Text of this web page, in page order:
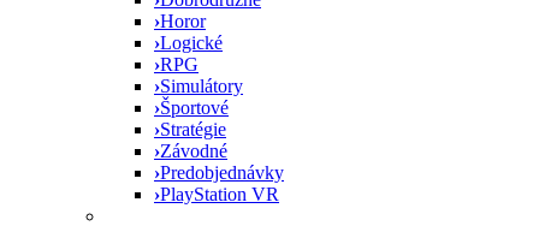
›Horor
›Logické
›RPG
›Simulátory
›Športové
›Stratégie
›Závodné
›Predobjednávky
›PlayStation VR